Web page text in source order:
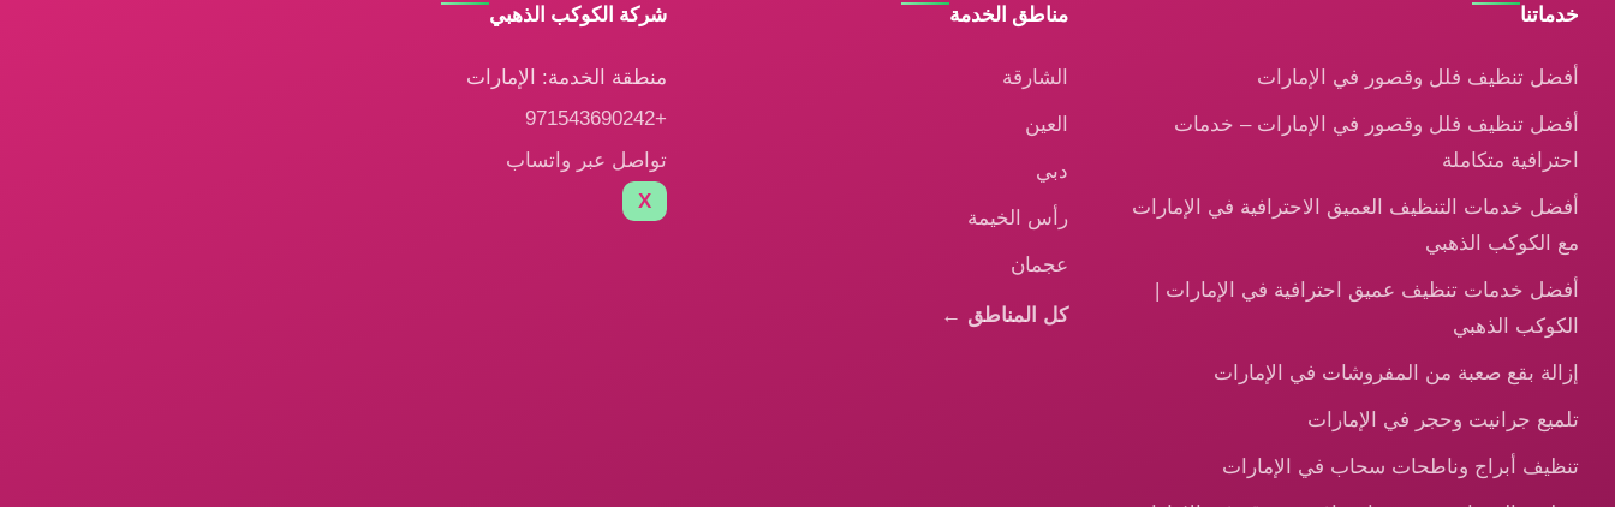
خدماتنا
أفضل تنظيف فلل وقصور في الإمارات
أفضل تنظيف فلل وقصور في الإمارات – خدمات
احترافية متكاملة
أفضل خدمات التنظيف العميق الاحترافية في الإمارات
مع الكوكب الذهبي
أفضل خدمات تنظيف عميق احترافية في الإمارات |
الكوكب الذهبي
إزالة بقع صعبة من المفروشات في الإمارات
تلميع جرانيت وحجر في الإمارات
تنظيف أبراج وناطحات سحاب في الإمارات
مناطق الخدمة
الشارقة
العين
دبي
رأس الخيمة
عجمان
كل المناطق ←
شركة الكوكب الذهبي
منطقة الخدمة: الإمارات
+971543690242
تواصل عبر واتساب
X